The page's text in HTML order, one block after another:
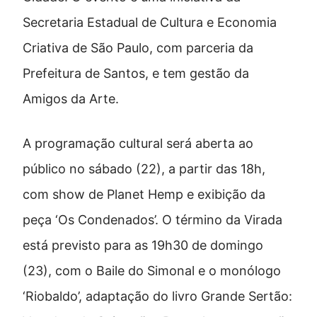
Secretaria Estadual de Cultura e Economia
Criativa de São Paulo, com parceria da
Prefeitura de Santos, e tem gestão da
Amigos da Arte.
A programação cultural será aberta ao
público no sábado (22), a partir das 18h,
com show de Planet Hemp e exibição da
peça ‘Os Condenados’. O término da Virada
está previsto para as 19h30 de domingo
(23), com o Baile do Simonal e o monólogo
‘Riobaldo’, adaptação do livro Grande Sertão: